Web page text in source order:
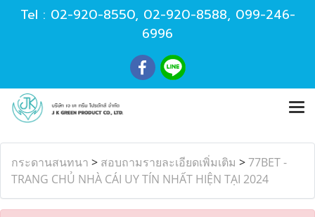
Tel : 02-920-8550, 02-920-8588, 099-246-
6996
กระดานสนทนา > สอบถามรายละเอียดเพิ่มเติม >77BET -
TRANG CHỦ NHÀ CÁI UY TÍN NHẤT HIỆN TẠI 2024